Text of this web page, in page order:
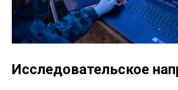
Исследовательское